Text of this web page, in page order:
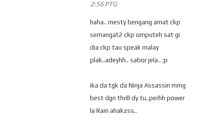
2:56 PTG
haha.. mesty bengang amat ckp
semangat2 ckp omputeh sat gi
dia ckp tau speak malay
plak..adeyhh.. sabor jela.. ;p
ika da tgk da Ninja Assassin mmg
best dgn thrill dy tu..perhh power
la Rain ahakzss..